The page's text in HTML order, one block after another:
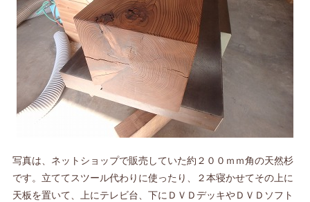
写真は、ネットショップで販売していた約２００ｍｍ角の天然杉
です。立ててスツール代わりに使ったり、２本寝かせてその上に
天板を置いて、上にテレビ台、下にＤＶＤデッキやＤＶＤソフト